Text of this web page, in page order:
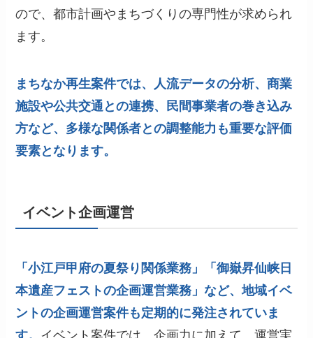
ので、都市計画やまちづくりの専門性が求められ
ます。
まちなか再生案件では、人流データの分析、商業
施設や公共交通との連携、民間事業者の巻き込み
方など、多様な関係者との調整能力も重要な評価
要素となります。
イベント企画運営
「小江戸甲府の夏祭り関係業務」「御嶽昇仙峡日
本遺産フェストの企画運営業務」など、地域イベ
ントの企画運営案件も定期的に発注されていま
す。 イベント案件では、企画力に加えて、運営実